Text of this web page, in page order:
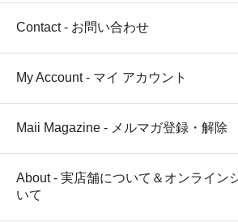
Contact - お問い合わせ
My Account - マイ アカウント
Maii Magazine - メルマガ登録・解除
About - 実店舗について＆オンライン
いて